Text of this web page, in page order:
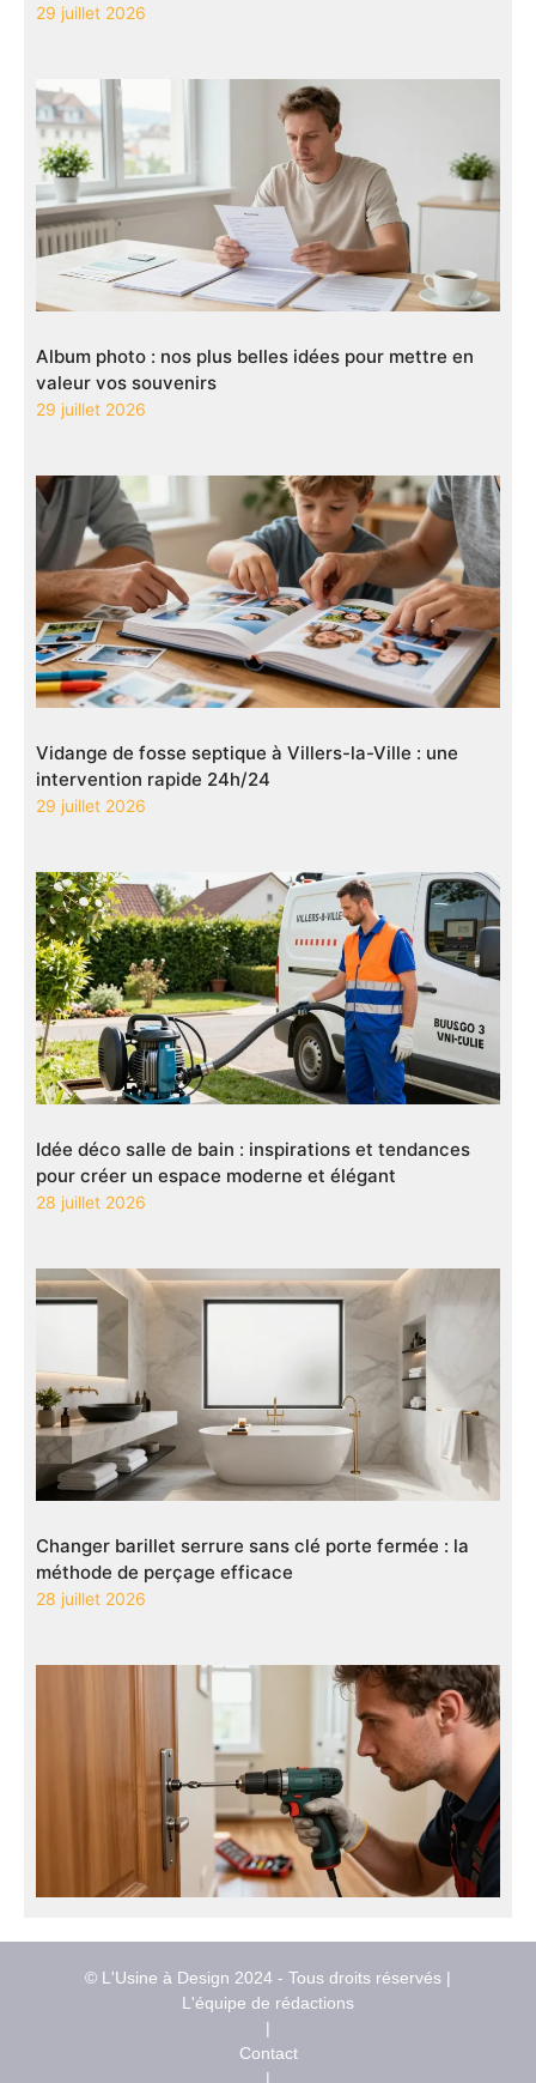
29 juillet 2026
Album photo : nos plus belles idées pour mettre en
valeur vos souvenirs
29 juillet 2026
Vidange de fosse septique à Villers-la-Ville : une
intervention rapide 24h/24
29 juillet 2026
Idée déco salle de bain : inspirations et tendances
pour créer un espace moderne et élégant
28 juillet 2026
Changer barillet serrure sans clé porte fermée : la
méthode de perçage efficace
28 juillet 2026
© L'Usine à Design 2024 - Tous droits réservés |
L'équipe de rédactions
|
Contact
|